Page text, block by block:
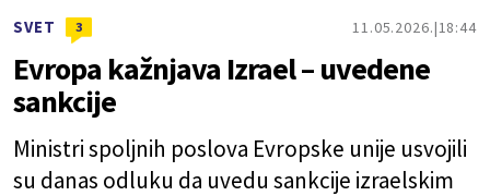
SVET 3 11.05.2026. 18:44
Evropa kažnjava Izrael – uvedene
sankcije
Ministri spoljnih poslova Evropske unije usvojili
su danas odluku da uvedu sankcije izraelskim